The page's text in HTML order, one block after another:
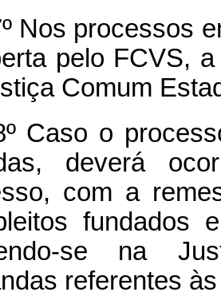
Nos processos
pelo FCVS,
Comum
Caso o
deverá
com a
fundados
se na
referentes